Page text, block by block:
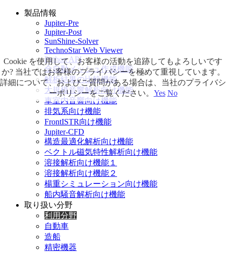
製品情報
Jupiter-Pre
Jupiter-Post
SunShine-Solver
TechnoStar Web Viewer
Python API
全自動メッシュ作成機能
解析結果の比較機能
大規模音響解析向け機能
車室内音響向け機能
排気系向け機能
FrontISTR向け機能
Jupiter-CFD
構造最適化解析向け機能
ベクトル磁気特性解析向け機能
溶接解析向け機能１
溶接解析向け機能２
楊重シミュレーション向け機能
船内騒音解析向け機能
取り扱い分野
利用分野
自動車
造船
精密機器
Cookie を使用して、お客様の活動を追跡してもよろしいです
か? 当社ではお客様のプライバシーを極めて重視しています。
詳細について、およびご質問がある場合は、当社のプライバシ
ーポリシーをご覧ください。 Yes No